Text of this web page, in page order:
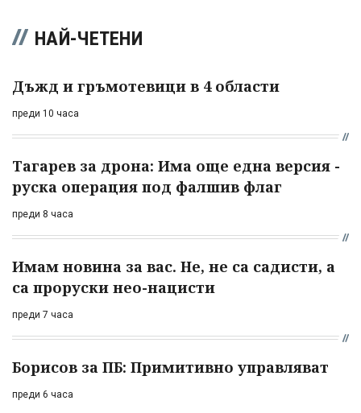
НАЙ-ЧЕТЕНИ
Дъжд и гръмотевици в 4 области
преди 10 часа
Тагарев за дрона: Има още една версия -
руска операция под фалшив флаг
преди 8 часа
Имам новина за вас. Не, не са садисти, а
са проруски нео-нацисти
преди 7 часа
Борисов за ПБ: Примитивно управляват
преди 6 часа